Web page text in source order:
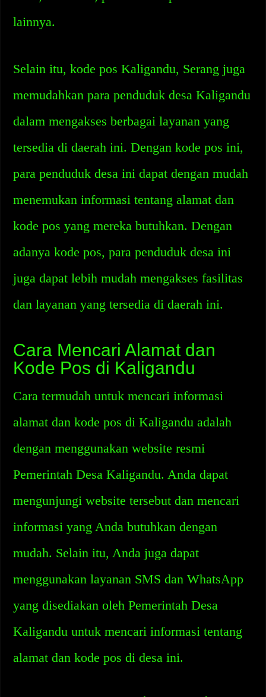
lainnya.
Selain itu, kode pos Kaligandu, Serang juga
memudahkan para penduduk desa Kaligandu
dalam mengakses berbagai layanan yang
tersedia di daerah ini. Dengan kode pos ini,
para penduduk desa ini dapat dengan mudah
menemukan informasi tentang alamat dan
kode pos yang mereka butuhkan. Dengan
adanya kode pos, para penduduk desa ini
juga dapat lebih mudah mengakses fasilitas
dan layanan yang tersedia di daerah ini.
Cara Mencari Alamat dan
Kode Pos di Kaligandu
Cara termudah untuk mencari informasi
alamat dan kode pos di Kaligandu adalah
dengan menggunakan website resmi
Pemerintah Desa Kaligandu. Anda dapat
mengunjungi website tersebut dan mencari
informasi yang Anda butuhkan dengan
mudah. Selain itu, Anda juga dapat
menggunakan layanan SMS dan WhatsApp
yang disediakan oleh Pemerintah Desa
Kaligandu untuk mencari informasi tentang
alamat dan kode pos di desa ini.